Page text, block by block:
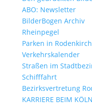
ABO: Newsletter
BilderBogen Archiv
Rheinpegel
Parken in
Verkehrskalender
Straßen im
Schifffahrt
Bezirksvertretung
KARRIERE BEIM